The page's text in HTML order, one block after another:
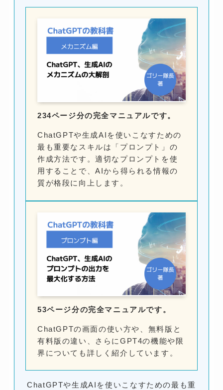
234ページ分の完全マニュアルです。
ChatGPTや生成AIを使いこなすための
最も重要なスキルは「プロンプト」の
作成方法です。適切なプロンプトを使
用することで、AIから得られる情報の
質が格段に向上します。
53ページ分の完全マニュアルです。
ChatGPTの画面の使い方や、無料版と
有料版の違い、さらにGPT4の機能や限
界についても詳しく紹介しています。
ChatGPTや生成AIを使いこなすための最も重